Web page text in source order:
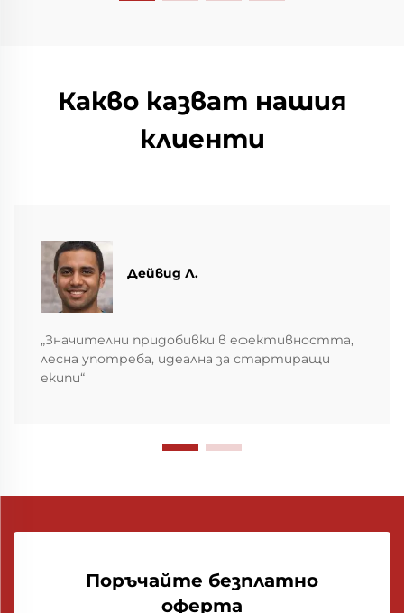
Какво казват нашия
клиенти
Дейвид Л.
„Значителни придобивки в ефективността,
лесна употреба, идеална за стартиращи
екипи“
Поръчайте безплатно
оферта